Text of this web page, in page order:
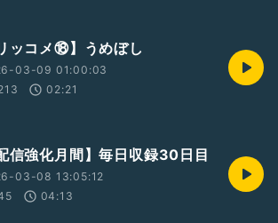
ッコメ⑱】うめぼし
03-09 01:00:03
02:21
信強化月間】毎日収録30日目
03-08 13:05:12
04:13